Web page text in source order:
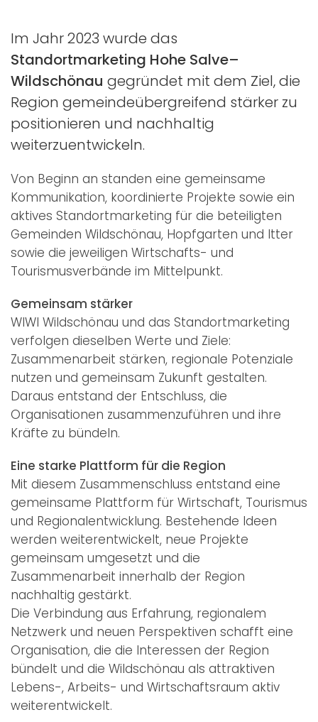
Im Jahr 2023 wurde das
Standortmarketing Hohe Salve–
Wildschönau gegründet mit dem Ziel, die
Region gemeindeübergreifend stärker zu
positionieren und nachhaltig
weiterzuentwickeln.
Von Beginn an standen eine gemeinsame
Kommunikation, koordinierte Projekte sowie ein
aktives Standortmarketing für die beteiligten
Gemeinden Wildschönau, Hopfgarten und Itter
sowie die jeweiligen Wirtschafts- und
Tourismusverbände im Mittelpunkt.
Gemeinsam stärker
WIWI Wildschönau und das Standortmarketing
verfolgen dieselben Werte und Ziele:
Zusammenarbeit stärken, regionale Potenziale
nutzen und gemeinsam Zukunft gestalten.
Daraus entstand der Entschluss, die
Organisationen zusammenzuführen und ihre
Kräfte zu bündeln.
Eine starke Plattform für die Region
Mit diesem Zusammenschluss entstand eine
gemeinsame Plattform für Wirtschaft, Tourismus
und Regionalentwicklung. Bestehende Ideen
werden weiterentwickelt, neue Projekte
gemeinsam umgesetzt und die
Zusammenarbeit innerhalb der Region
nachhaltig gestärkt.
Die Verbindung aus Erfahrung, regionalem
Netzwerk und neuen Perspektiven schafft eine
Organisation, die die Interessen der Region
bündelt und die Wildschönau als attraktiven
Lebens-, Arbeits- und Wirtschaftsraum aktiv
weiterentwickelt.